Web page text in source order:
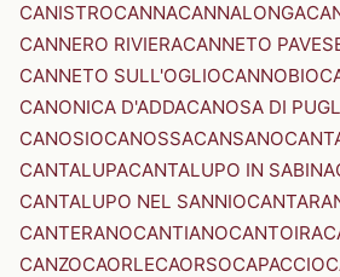
CANISTROCANNACANNALONGA
CANNERO RIVIERACANNETO
CANNETO SULL'OGLIOCANNOBIO
CANONICA D'ADDACANOSA DI
CANOSIOCANOSSACANSANO
CANTALUPACANTALUPO IN SABINA
CANTALUPO NEL SANNIO
CANTERANOCANTIANOCANTOIRA
CANZOCAORLECAORSOCAPACCIO